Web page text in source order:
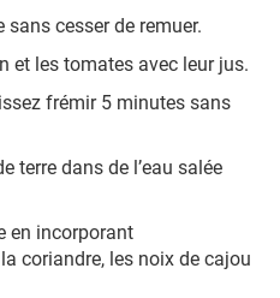
cesser de remuer.
et les tomates avec leur jus.
frémir 5 minutes sans
terre dans de l’eau salée
en incorporant
coriandre, les noix de cajou